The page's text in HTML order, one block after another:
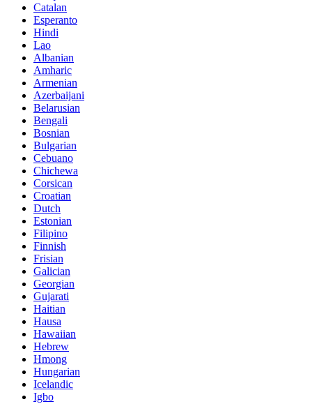
Catalan
Esperanto
Hindi
Lao
Albanian
Amharic
Armenian
Azerbaijani
Belarusian
Bengali
Bosnian
Bulgarian
Cebuano
Chichewa
Corsican
Croatian
Dutch
Estonian
Filipino
Finnish
Frisian
Galician
Georgian
Gujarati
Haitian
Hausa
Hawaiian
Hebrew
Hmong
Hungarian
Icelandic
Igbo